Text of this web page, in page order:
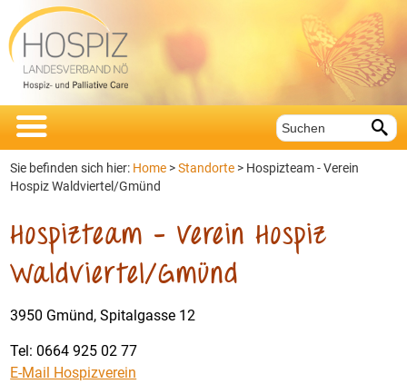
 
Sie befinden sich hier: Home >Standorte > Hospizteam - Verein
Hospiz Waldviertel/Gmünd
Hospizteam – Verein Hospiz
Waldviertel/Gmünd
3950 Gmünd, Spitalgasse 12
Tel: 0664 925 02 77
E-Mail Hospizverein